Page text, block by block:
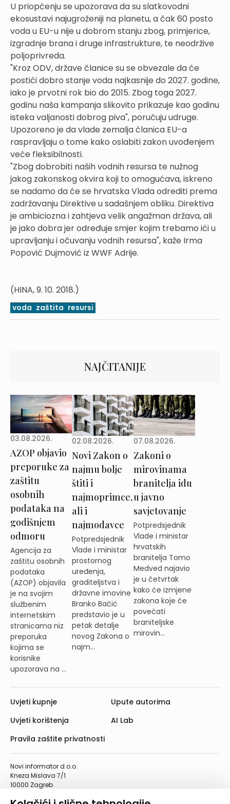
U priopćenju se upozorava da su slatkovodni
ekosustavi najugroženiji na planetu, a čak 60 posto
voda u EU-u nije u dobrom stanju zbog, primjerice,
izgradnje brana i druge infrastrukture, te neodržive
poljoprivreda.
"Kroz ODV, države članice su se obvezale da će
postići dobro stanje voda najkasnije do 2027. godine,
iako je prvotni rok bio do 2015. Zbog toga 2027.
godinu naša kampanja slikovito prikazuje kao godinu
isteka valjanosti dobrog piva", poručuju udruge.
Upozoreno je da vlade zemalja članica EU-a
raspravljaju o tome kako oslabiti zakon uvođenjem
veće fleksibilnosti.
"Zbog dobrobiti naših vodnih resursa te nužnog
jakog zakonskog okvira koji to omogućava, iskreno
se nadamo da će se hrvatska Vlada odrediti prema
zadržavanju Direktive u sadašnjem obliku. Direktiva
je ambiciozna i zahtjeva velik angažman država, ali
je jako dobra jer određuje smjer kojim trebamo ići u
upravljanju i očuvanju vodnih resursa", kaže Irma
Popović Dujmović iz WWF Adrije.
(HINA, 9. 10. 2018.)
voda zaštita resursi
NAJČITANIJE
03.08.2026.
AZOP objavio
preporuke za
zaštitu
osobnih
podataka na
godišnjem
odmoru
Agencija za
zaštitu osobnih
podataka
(AZOP) objavila
je na svojim
službenim
internetskim
stranicama niz
preporuka
kojima se
korisnike
upozorava na ...
02.08.2026.
Novi Zakon o
najmu bolje
štiti i
najmoprimce,
ali i
najmodavce
Potpredsjednik
Vlade i ministar
prostornog
uređenja,
graditeljstva i
državne imovine
Branko Bačić
predstavio je u
petak detalje
novog Zakona o
najm...
07.08.2026.
Zakoni o
mirovinama
branitelja idu
u javno
savjetovanje
Potpredsjednik
Vlade i ministar
hrvatskih
branitelja Tomo
Medved najavio
je u četvrtak
kako će izmjene
zakona koje će
povećati
braniteljske
mirovin...
Novi informator d.o.o.
Kneza Mislava 7/1
10000 Zagreb
Uvjeti kupnje
Uvjeti korištenja
Pravila zaštite privatnosti
Upute autorima
AI Lab